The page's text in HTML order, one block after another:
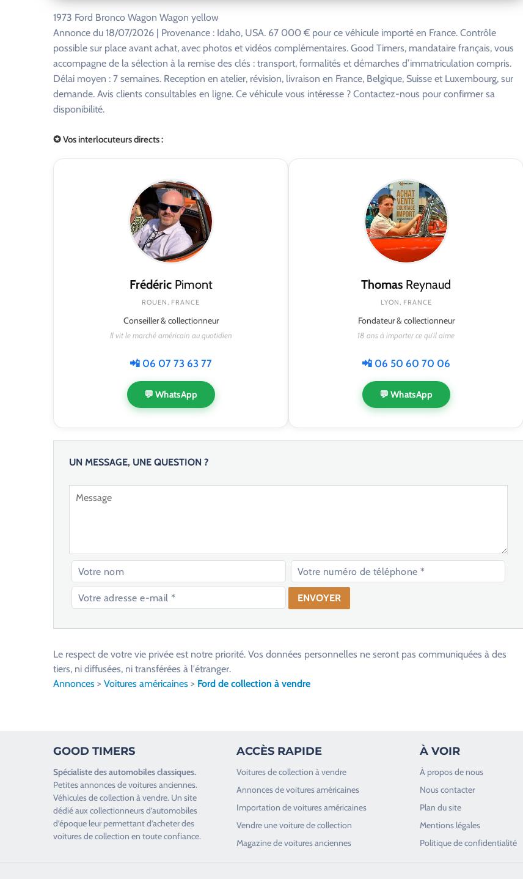
1973 Ford Bronco Wagon Wagon yellow
Annonce du 18/07/2026 | Provenance : Idaho, USA. 67 000 € pour ce véhicule importé en France. Contrôle
possible sur place avant achat, avec photos et vidéos complémentaires. Good Timers, mandataire français, vous
accompagne de la sélection à la remise des clés : transport, formalités et démarches d’immatriculation compris.
Délai moyen : 7 semaines. Reception en atelier, révision, livraison en France, Belgique, Suisse et Luxembourg, sur
demande. Avis clients consultables en ligne. Ce véhicule vous intéresse ? Contactez-nous pour confirmer sa
disponibilité.
✪ Vos interlocuteurs directs :
FrédéricPimont
ROUEN, FRANCE
Conseiller & collectionneur
Il vit le marché américain au quotidien
📲 06 07 73 63 77
💬 WhatsApp
Thomas Reynaud
LYON, FRANCE
Fondateur & collectionneur
18 ans à importer ce qu'il aime
📲 06 50 60 70 06
💬 WhatsApp
UN MESSAGE, UNE QUESTION ?
l
a
s
e
r
c
Le respect de votre vie privée est notre priorité. Vos données personnelles ne seront pas communiquées à des
tiers, ni diffusées, ni transférées à l'étranger.
Annonces > Voitures américaines > Ford de collection à vendre
GOOD TIMERS
Spécialiste desautomobiles classiques.
Petites annonces devoitures anciennes.
Véhicules de collection à vendre. Un site
dédié aux collectionneurs d’automobiles
d’époque leur permettant d’acheter des
voitures de collection en toute confiance.
ACCÈS RAPIDE
Voitures de collection à vendre
Annonces de voitures américaines
Importation de voitures américaines
Vendre une voiture de collection
Magazine de voitures anciennes
À VOIR
À propos de nous
Nous contacter
Plan du site
Mentions légales
Politique de confidentialité